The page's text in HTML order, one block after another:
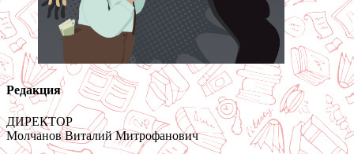
Редакция
ДИРЕКТОР
Молчанов Виталий Митрофанович